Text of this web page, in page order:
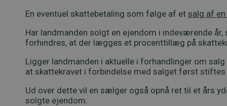
En eventuel skattebetaling som følge af et salg af
Har landmanden solgt en ejendom i indeværende
forhindres, at der lægges et procenttillæg på
Ligger landmanden i aktuelle i forhandlinger om
at skattekravet i forbindelse med salget først
Ud over dette vil en sælger også opnå ret til et års
solgte ejendom.